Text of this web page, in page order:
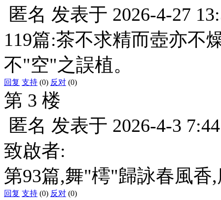
匿名 发表于 2026-4-27
119篇:茶不求精而壺亦不
不"空"之誤植。
回复 支持 (0) 反对 (0)
第 3 楼
匿名 发表于 2026-4-3
致啟者:
第93篇,舞"樗"歸詠春風
回复 支持 (0) 反对 (0)